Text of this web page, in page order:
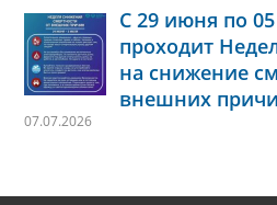
С 29 июня по
проходит
на снижение
внешних
07.07.2026